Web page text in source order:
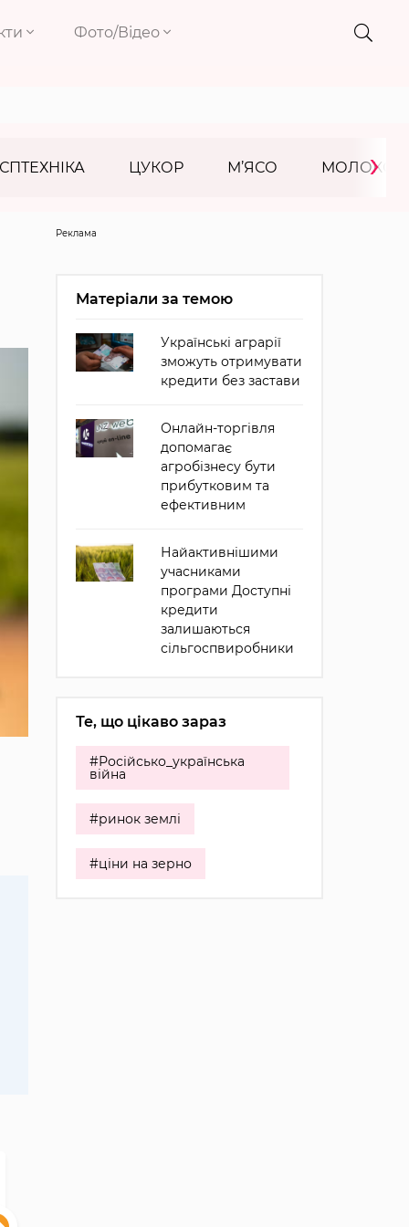
Фото/Відео
ЦУКОР М’ЯСО МОЛОКО
›
Реклама
Матеріали за темою
Українські аграрії
зможуть отримувати
кредити без застави
Онлайн-торгівля
допомагає
агробізнесу бути
прибутковим та
ефективним
Найактивнішими
учасниками
програми Доступні
кредити
залишаються
сільгоспвиробники
Те, що цікаво зараз
#Російсько_українська
війна
#ринок землі
#ціни на зерно